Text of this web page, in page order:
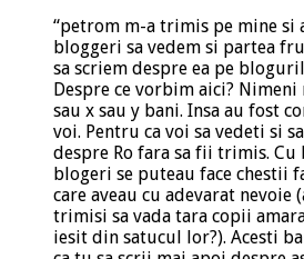
“petrom m-a trimis pe mine si
bloggeri sa vedem si partea
sa scriem despre ea pe
Despre ce vorbim aici?
sau x sau y bani. Insa au fost
voi. Pentru ca voi sa vedeti si
despre Ro fara sa fii trimis.
blogeri se puteau face chestii
care aveau cu adevarat nevoie
trimisi sa vada tara copii
iesit din satucul lor?). Acesti